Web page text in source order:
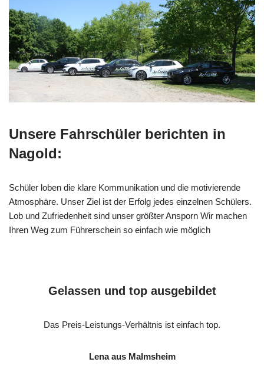
Unsere Fahrschüler berichten in
Nagold:
Schüler loben die klare Kommunikation und die motivierende
Atmosphäre. Unser Ziel ist der Erfolg jedes einzelnen Schülers.
Lob und Zufriedenheit sind unser größter Ansporn Wir machen
Ihren Weg zum Führerschein so einfach wie möglich
Gelassen und top ausgebildet
Das Preis-Leistungs-Verhältnis ist einfach top.
Lena aus Malmsheim